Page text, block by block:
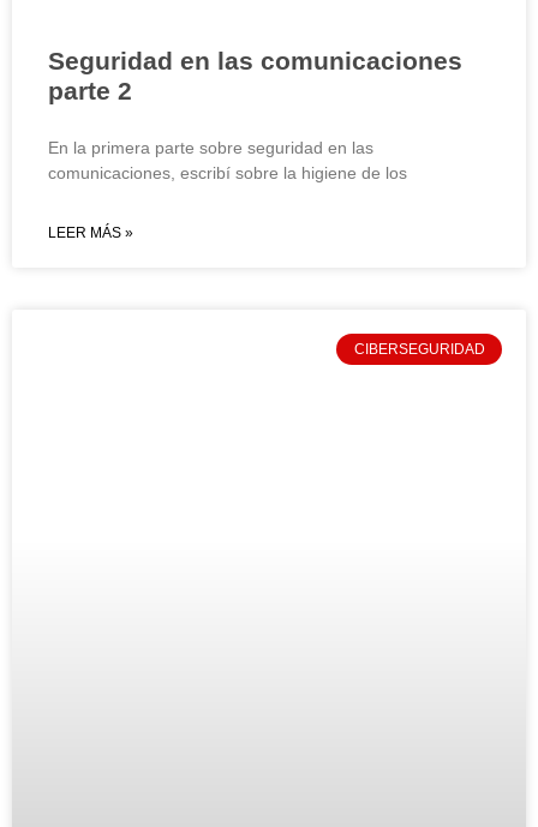
Seguridad en las comunicaciones
parte 2
En la primera parte sobre seguridad en las
comunicaciones, escribí sobre la higiene de los
LEER MÁS »
CIBERSEGURIDAD